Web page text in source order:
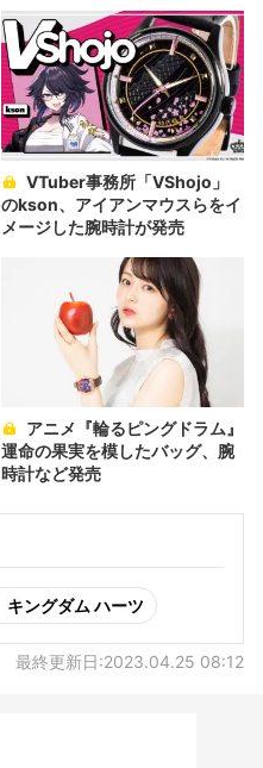
のkson、アイアンマウスらをイ
メージした腕時計が発売
運命の果実を模したバッグ、腕
時計など発売
キングダム ハーツ
最終更新日:2023.04.25 08:12